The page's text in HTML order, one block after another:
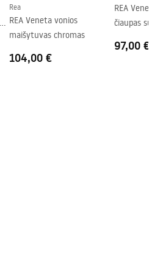
Rea
REA Veneta vonios
maišytuvas chromas
104,00 €
REA Veneta
čiaupas su
97,00 €